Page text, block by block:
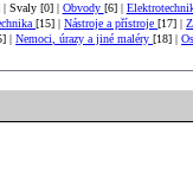
[20] | Svaly [0] | Obvody [6] |
[15] |Nástroje a přístroje[17] |
|Nemoci, úrazy a jiné maléry[18] |